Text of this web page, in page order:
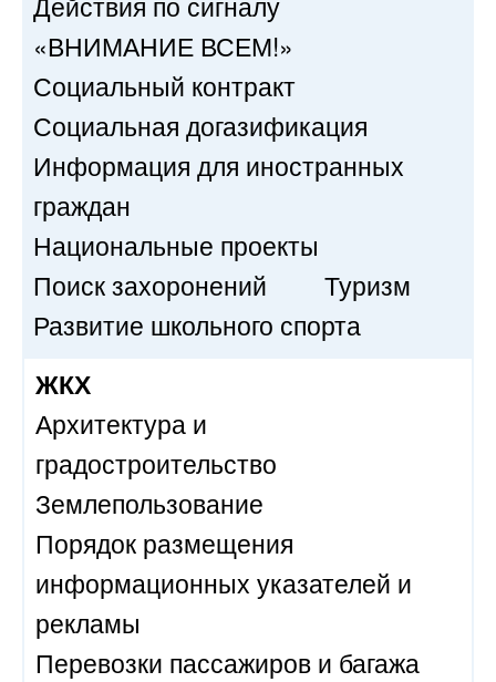
«ВНИМАНИЕ ВСЕМ!»
Социальный контракт
Социальная догазификация
Информация для иностранных
граждан
Национальные проекты
Поиск захоронений
Туризм
Развитие школьного спорта
ЖКХ
Архитектура и
градостроительство
Землепользование
Порядок размещения
информационных указателей и
рекламы
Перевозки пассажиров и багажа